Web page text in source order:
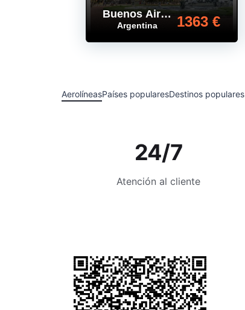
Buenos Aires,
Argentina 1363 €
AerolíneasPaíses popularesDestinos populares
24/7
Atención al cliente